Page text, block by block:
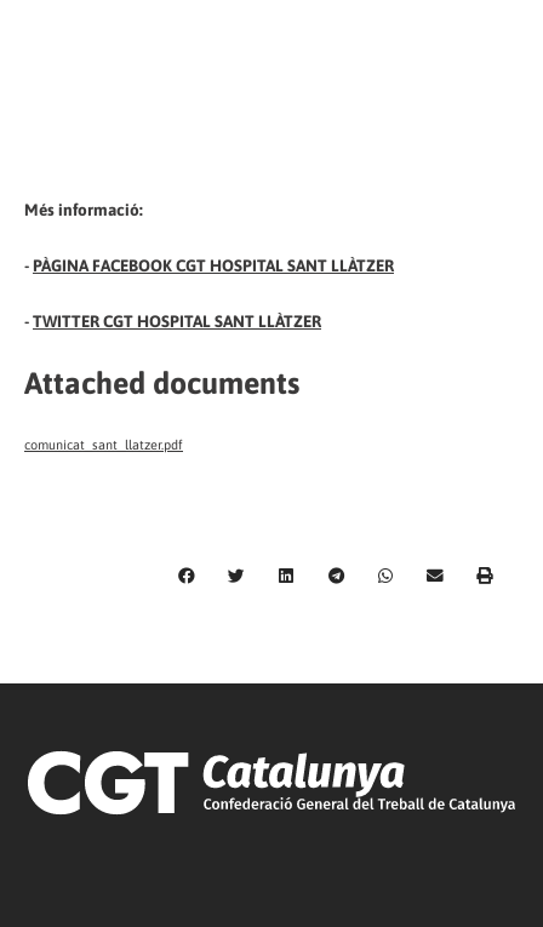
Més informació:
- PÀGINA FACEBOOK CGT HOSPITAL SANT LLÀTZER
-TWITTER CGT HOSPITAL SANT LLÀTZER
Attached documents
comunicat_sant_llatzer.pdf